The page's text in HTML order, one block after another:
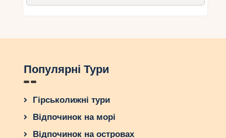
Популярні Тури
Гірськолижні тури
Відпочинок на морі
Відпочинок на островах